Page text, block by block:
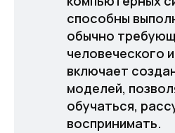
способны
обычно
человеческого
включает
моделей,
обучаться,
воспринимать.